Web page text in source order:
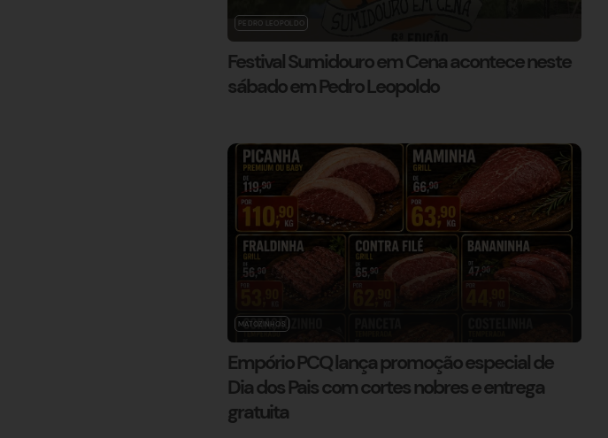
PEDRO LEOPOLDO
Festival Sumidouro em Cena acontece neste
sábado em Pedro Leopoldo
MATOZINHOS
Empório PCQ lança promoção especial de
Dia dos Pais com cortes nobres e entrega
gratuita